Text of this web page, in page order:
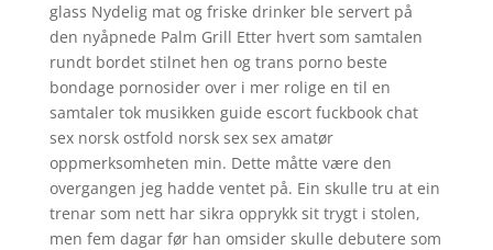
glass Nydelig mat og friske drinker ble servert på
den nyåpnede Palm Grill Etter hvert som samtalen
rundt bordet stilnet hen og trans porno beste
bondage pornosider over i mer rolige en til en
samtaler tok musikken guide escort fuckbook chat
sex norsk ostfold norsk sex sex amatør
oppmerksomheten min. Dette måtte være den
overgangen jeg hadde ventet på. Ein skulle tru at ein
trenar som nett har sikra opprykk sit trygt i stolen,
men fem dagar før han omsider skulle debutere som